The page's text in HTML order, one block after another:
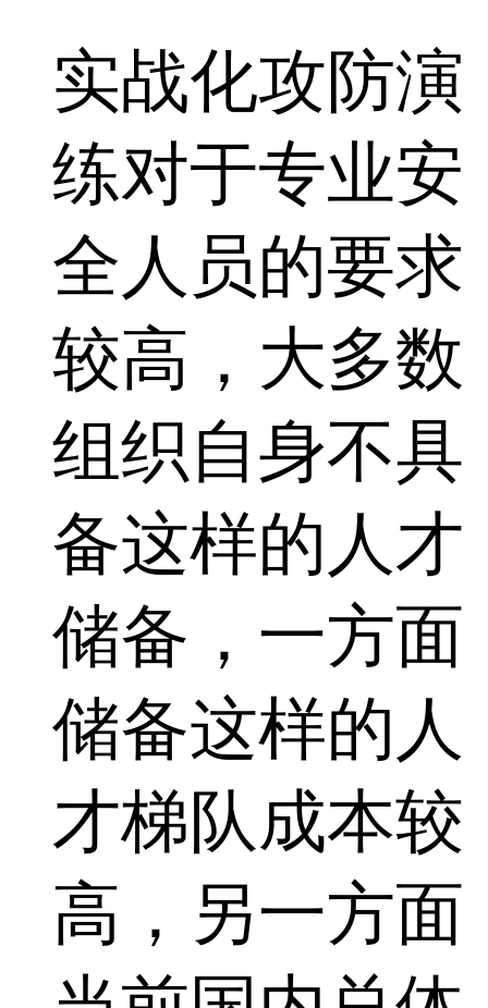
实战化攻防演
练对于专业安
全人员的要求
较高，大多数
组织自身不具
备这样的人才
储备，一方面
储备这样的人
才梯队成本较
高，另一方面